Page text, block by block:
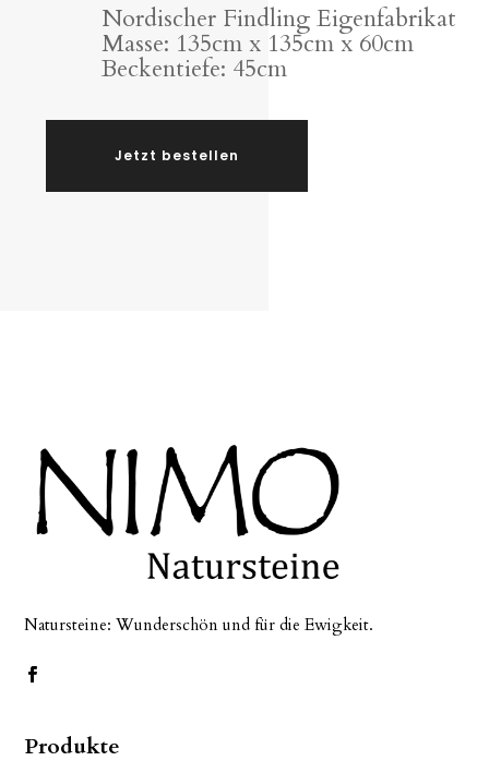
Nordischer Findling Eigenfabrikat
Masse: 135cm x 135cm x 60cm
Beckentiefe: 45cm
Jetzt bestellen
Natursteine: Wunderschön und für die Ewigkeit.
Produkte